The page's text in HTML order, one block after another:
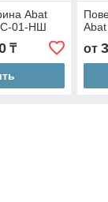
Abat
01-НШ
₸ от